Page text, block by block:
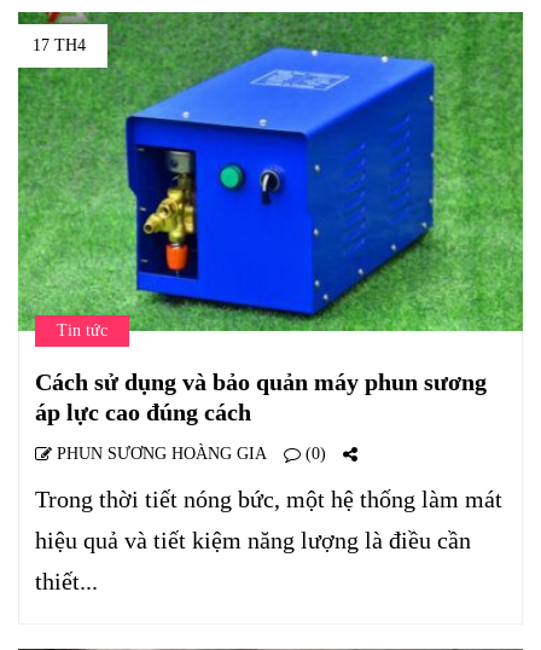
17 TH4
Tin tức
Cách sử dụng và bảo quản máy phun sương
áp lực cao đúng cách
PHUN SƯƠNG HOÀNG GIA (0)
Trong thời tiết nóng bức, một hệ thống làm mát
hiệu quả và tiết kiệm năng lượng là điều cần
thiết...